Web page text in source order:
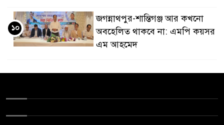
জগন্নাথপুর-শান্তিগঞ্জ আর কখনো
অবহেলিত থাকবে না: এমপি কয়সর
এম আহমেদ
১০